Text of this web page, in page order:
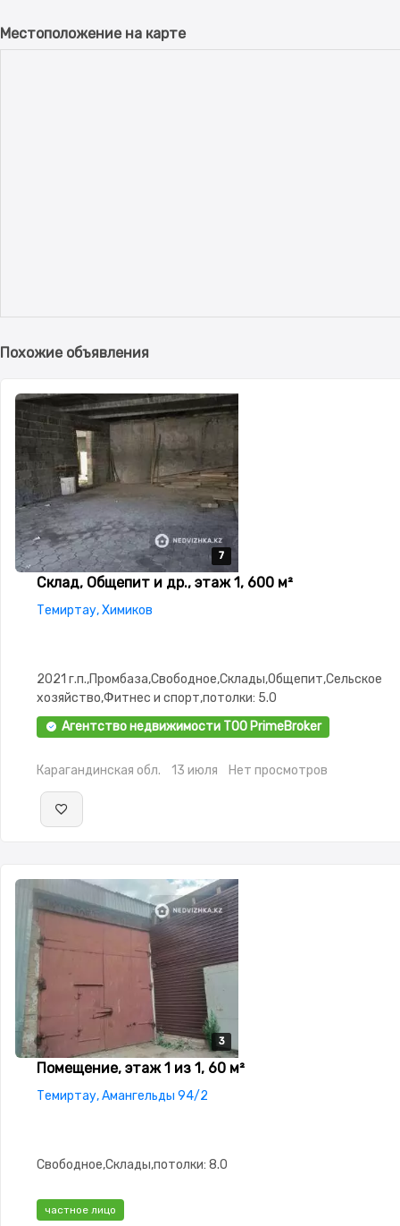
Местоположение на карте
Похожие объявления
7
7
7
7
7
Склад, Общепит и др., этаж 1, 600 м²
Темиртау, Химиков
2021 г.п.,Промбаза,Свободное,Склады,Общепит,Сельское
хозяйство,Фитнес и спорт,потолки: 5.0
Агентство недвижимости ТОО PrimeBroker
Карагандинская обл. 13 июля Нет просмотров
3
3
3
Помещение, этаж 1 из 1, 60 м²
Темиртау, Амангельды 94/2
Свободное,Склады,потолки: 8.0
частное лицо